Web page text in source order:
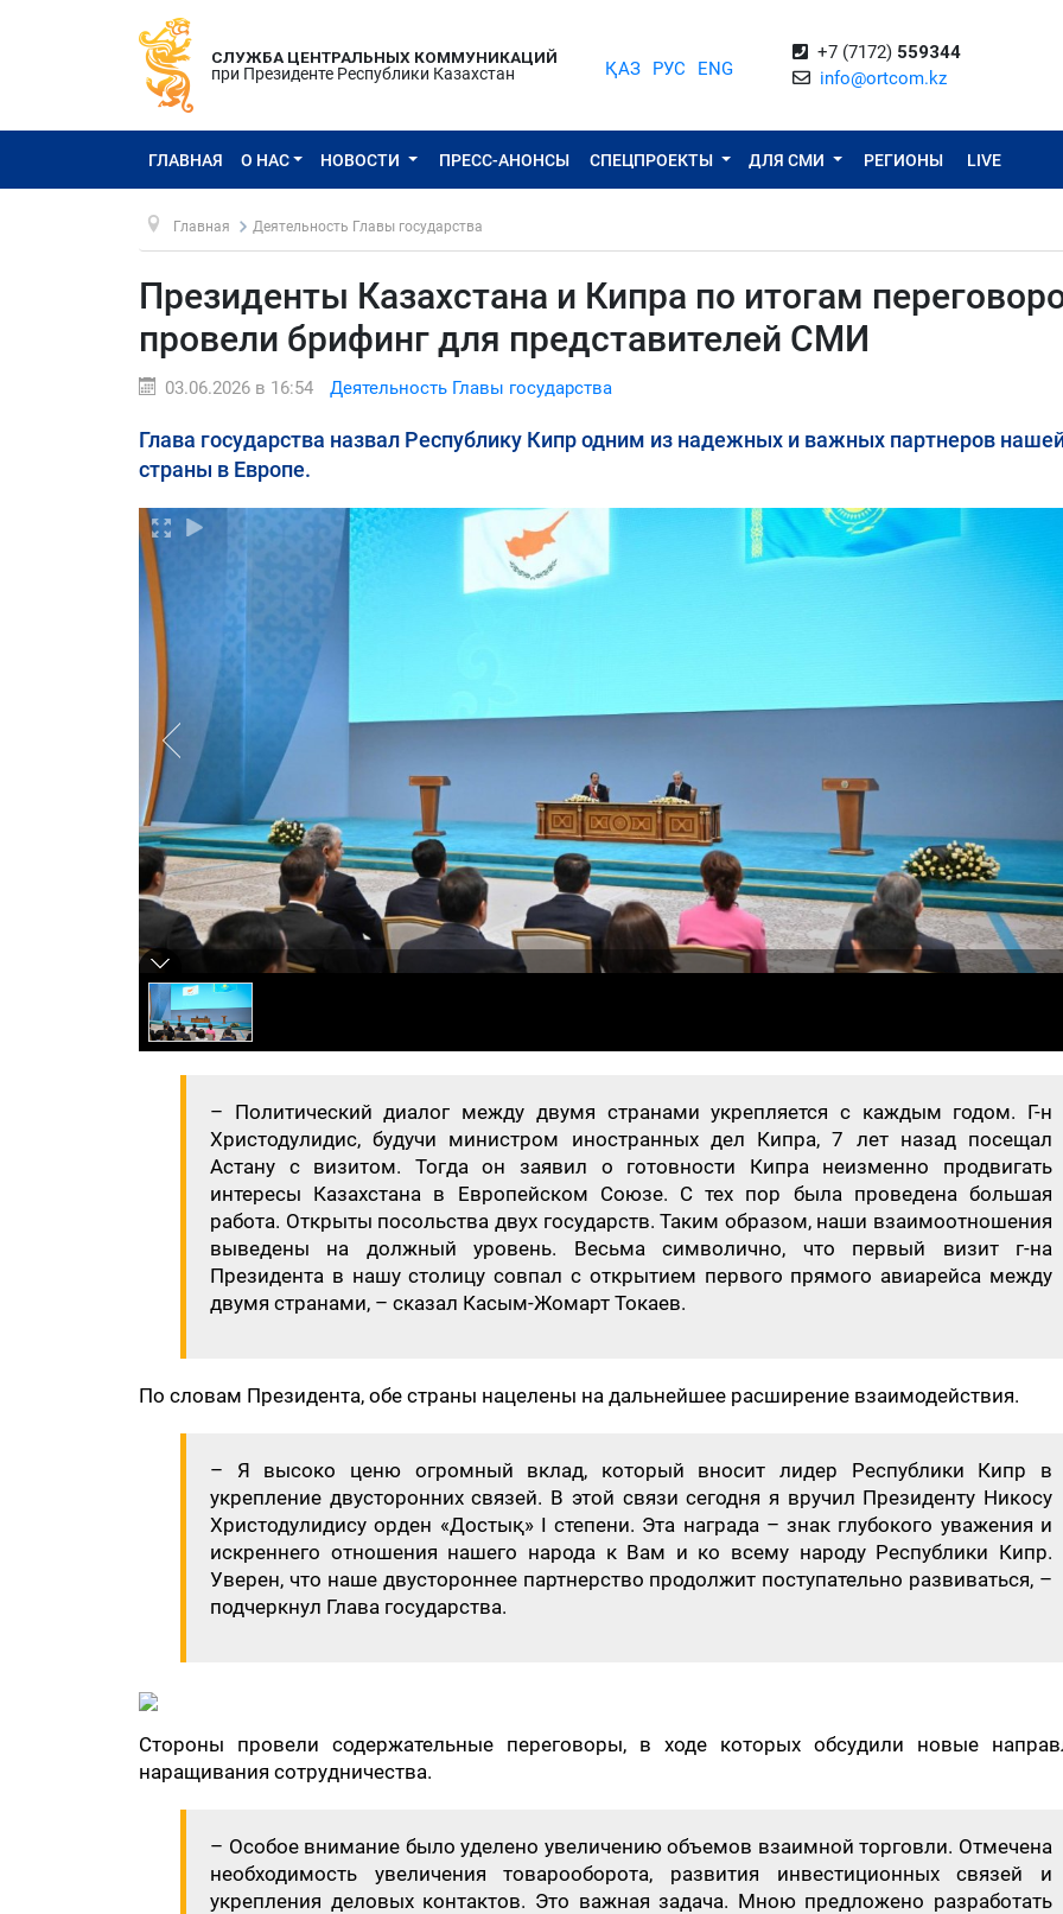
СЛУЖБА ЦЕНТРАЛЬНЫХ КОММУНИКАЦИЙ
при Президенте Республики Казахстан
ҚАЗ РУС ENG
+7 (7172) 559344
info@ortcom.kz
ГЛАВНАЯ О НАС НОВОСТИ ПРЕСС-АНОНСЫ СПЕЦПРОЕКТЫ ДЛЯ СМИ РЕГИОНЫ LIVE
Главная Деятельность Главы государства
Президенты Казахстана и Кипра по итогам
провели брифинг для представителей СМИ
03.06.2026 в 16:54 Деятельность Главы государства
Глава государства назвал Республику Кипр одним из надежных и важных партнеров
страны в Европе.
​– Политический диалог между двумя странами укрепляется с каждым годом. Г-н
Христодулидис, будучи министром иностранных дел Кипра, 7 лет назад посещал
Астану с визитом. Тогда он заявил о готовности Кипра неизменно продвигать
интересы Казахстана в Европейском Союзе. С тех пор была проведена большая
работа. Открыты посольства двух государств. Таким образом, наши взаимоотношения
выведены на должный уровень. Весьма символично, что первый визит г-на
Президента в нашу столицу совпал с открытием первого прямого авиарейса между
двумя странами, – сказал Касым-Жомарт Токаев.
По словам Президента, обе страны нацелены на дальнейшее расширение взаимодействия.
– Я высоко ценю огромный вклад, который вносит лидер Республики Кипр в
укрепление двусторонних связей. В этой связи сегодня я вручил Президенту Никосу
Христодулидису орден «Достық» І степени. Эта награда – знак глубокого уважения и
искреннего отношения нашего народа к Вам и ко всему народу Республики Кипр.
Уверен, что наше двустороннее партнерство продолжит поступательно развиваться, –
подчеркнул Глава государства.
​Стороны провели содержательные переговоры, в ходе которых обсудили новые
наращивания сотрудничества.
​– Особое внимание было уделено увеличению объемов взаимной торговли. Отмечена
необходимость увеличения товарооборота, развития инвестиционных связей и
укрепления деловых контактов. Это важная задача. Мною предложено разработать